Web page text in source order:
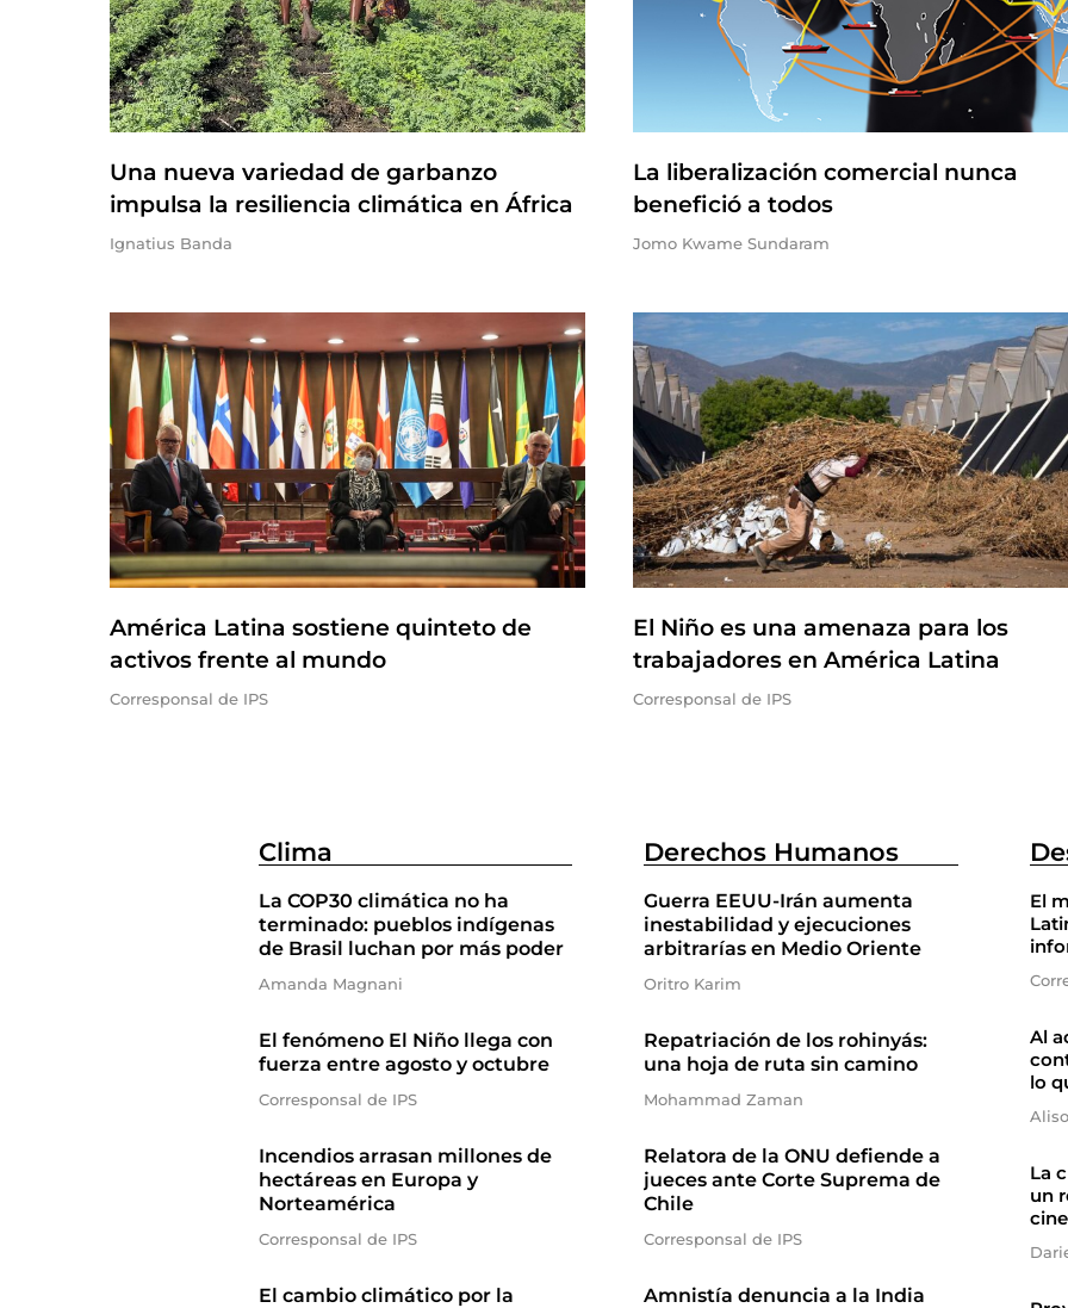
Una nueva variedad de garbanzo
impulsa la resiliencia climática en África
Ignatius Banda
La liberalización comercial nunca
benefició a todos
Jomo Kwame Sundaram
América Latina sostiene quinteto de
activos frente al mundo
Corresponsal de IPS
El Niño es una amenaza para los
trabajadores en América Latina
Corresponsal de IPS
Clima
La COP30 climática no ha
terminado: pueblos indígenas
de Brasil luchan por más poder
Amanda Magnani
El fenómeno El Niño llega con
fuerza entre agosto y octubre
Corresponsal de IPS
Incendios arrasan millones de
hectáreas en Europa y
Norteamérica
Corresponsal de IPS
El cambio climático por la
Derechos Humanos
Guerra EEUU-Irán aumenta
inestabilidad y ejecuciones
arbitrarías en Medio Oriente
Oritro Karim
Repatriación de los rohinyás:
una hoja de ruta sin camino
Mohammad Zaman
Relatora de la ONU defiende a
jueces ante Corte Suprema de
Chile
Corresponsal de IPS
Amnistía denuncia a la India
El
Al
lo
La
un
cine